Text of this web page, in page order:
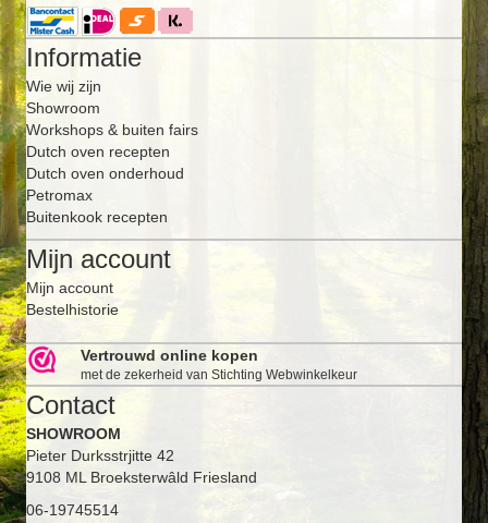
Informatie
Wie wij zijn
Showroom
Workshops & buiten fairs
Dutch oven recepten
Dutch oven onderhoud
Petromax
Buitenkook recepten
Mijn account
Mijn account
Bestelhistorie
Vertrouwd online kopen
met de zekerheid van Stichting Webwinkelkeur
Contact
SHOWROOM
Pieter Durksstrjitte 42
9108 ML Broeksterwâld Friesland
06-19745514